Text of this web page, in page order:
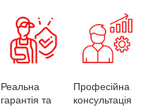
Реальна
гарантія та
Професійна
консультація